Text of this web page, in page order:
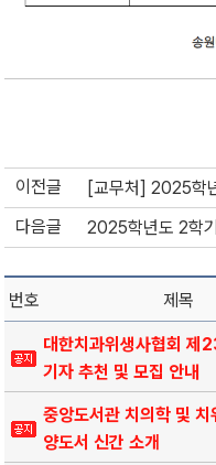
이전글 [교무처] 2025학
다음글 2025학년도 2학
번호 제목
대한치과위생사협회 제
기자 추천 및 모집 안내
중앙도서관 치의학 및
양도서 신간 소개